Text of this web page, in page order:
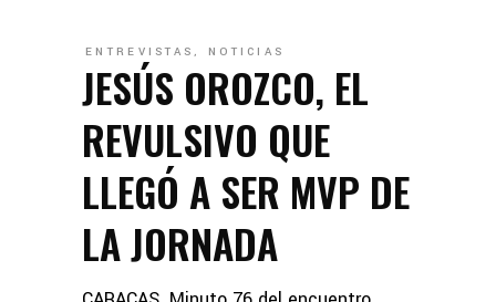
ENTREVISTAS, NOTICIAS
JESÚS OROZCO, EL
REVULSIVO QUE
LLEGÓ A SER MVP DE
LA JORNADA